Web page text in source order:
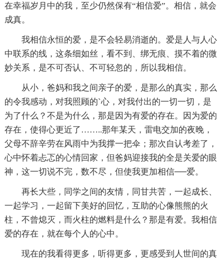
在幸福岁月中的我，至少仍然保有“相信爱”。相信，就会
成真。
我相信永恒的爱，是不会轻易消逝的。爱是人与人心
中联系的线，这条细如丝，看不到、绑无痕、摸不着的微
妙关系，是不可否认、不可轻忽的，所以我相信。
从小，爸妈和我之间亲子的爱，是那么的真实，那么
的令我感动，对我照顾的`心，对我付出的一切一切，是
为了什么？不是为什么，那是因为有爱的存在。因为爱的
存在，使得心更近了……..那年某天，雷电交加的夜晚，
父母不辞辛劳在风雨中为我撑一把伞；那次自认考差了，
心中怀着忐忑的心情回家，但爸妈迎接我的全是关爱的眼
神，这一切说不完，数不尽，但使我更加相信──爱。
再长大些，同学之间的友情，同甘共苦，一起成长、
一起学习，一起留下美好的回忆，互助的心像熊熊的火
柱，不曾熄灭，而火柱的燃料是什么？那是有爱。我相信
爱的存在，就在每个人的心中。
现在的我看得更多，听得更多，更感受到人世间的真